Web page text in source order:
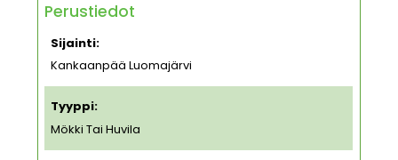
Perustiedot
Sijainti:
Kankaanpää Luomajärvi
Tyyppi:
Mökki Tai Huvila